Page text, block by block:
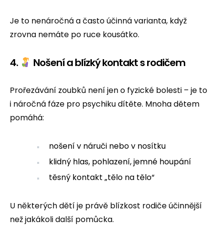
Je to nenáročná a často účinná varianta, když
zrovna nemáte po ruce kousátko.
4. Nošení a blízký kontakt s rodičem
Prořezávání zoubků není jen o fyzické bolesti – je to
i náročná fáze pro psychiku dítěte. Mnoha dětem
pomáhá:
nošení v náruči nebo v nosítku
klidný hlas, pohlazení, jemné houpání
těsný kontakt „tělo na tělo“
U některých dětí je právě blízkost rodiče účinnější
než jakákoli další pomůcka.